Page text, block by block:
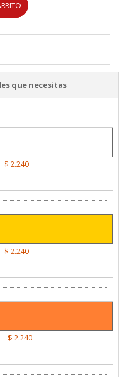
que necesitas
$ 2.240
$ 2.240
$ 2.240